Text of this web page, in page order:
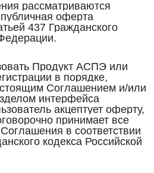
рассматриваются
оферта
437 Гражданского
Продукт АСПЭ или
в порядке,
Соглашением и/или
интерфейса
акцептует оферту,
принимает все
в соответствии
кодекса Российской